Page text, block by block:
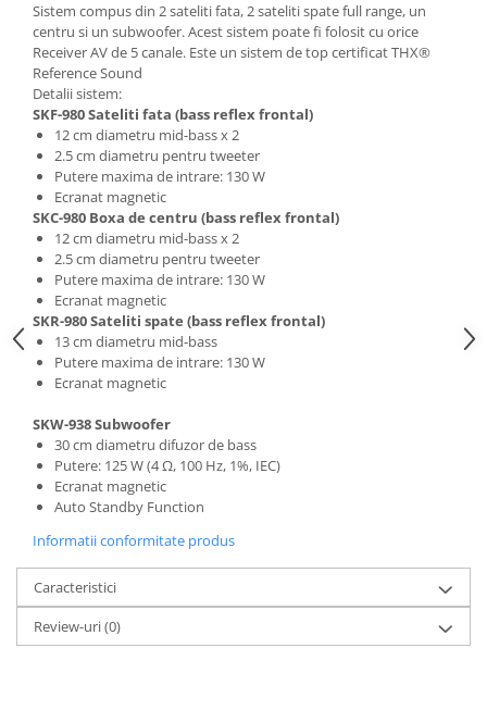
Sistem compus din 2 sateliti fata, 2 sateliti spate full range, un
centru si un subwoofer. Acest sistem poate fi folosit cu orice
Receiver AV de 5 canale. Este un sistem de top certificat THX®
Reference Sound
Detalii sistem:
SKF-980 Sateliti fata (bass reflex frontal)
12 cm diametru mid-bass x 2
2.5 cm diametru pentru tweeter
Putere maxima de intrare: 130 W
Ecranat magnetic
SKC-980 Boxa de centru (bass reflex frontal)
12 cm diametru mid-bass x 2
2.5 cm diametru pentru tweeter
Putere maxima de intrare: 130 W
Ecranat magnetic
SKR-980 Sateliti spate (bass reflex frontal)
13 cm diametru mid-bass
Putere maxima de intrare: 130 W
Ecranat magnetic
SKW-938 Subwoofer
30 cm diametru difuzor de bass
Putere: 125 W (4 Ω, 100 Hz, 1%, IEC)
Ecranat magnetic
Auto Standby Function
Informatii conformitate produs
Caracteristici
Review-uri(0)